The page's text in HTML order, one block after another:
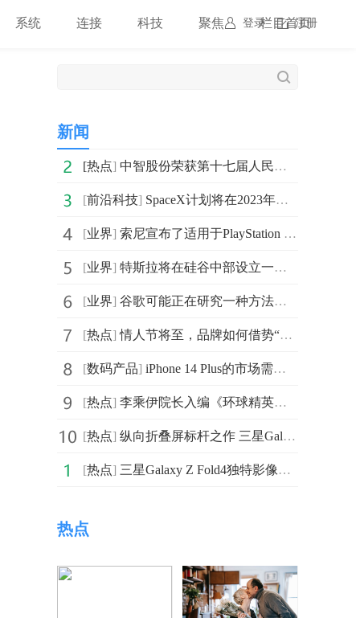
登录 注册
系统 连接 科技 聚焦 栏目首页
新闻
[热点] 中智股份荣获第十七届人民企业社会责任奖“年度案例奖”
[前沿科技] SpaceX计划将在2023年发射至少11颗商业GTO或GEO轨道卫星
[业界] 索尼宣布了适用于PlayStation 5游戏主机的系统测试版本更新
[业界] 特斯拉将在硅谷中部设立一个大型办事处 开展一项大规模
[业界] 谷歌可能正在研究一种方法把用户的安卓手机变成一个即插
[热点]情人节将至，品牌如何借势“浪漫经济”营销？
[数码产品] iPhone 14 Plus的市场需求明显低于预期 以至于苹果此
[热点] 李乘伊院长入编《环球精英》杂志封面人物
[热点] 纵向折叠屏标杆之作 三星Galaxy Z Flip4所及之处皆是创新
[热点] 三星Galaxy Z Fold4独特影像体验 助力用户记录美好生活
热点